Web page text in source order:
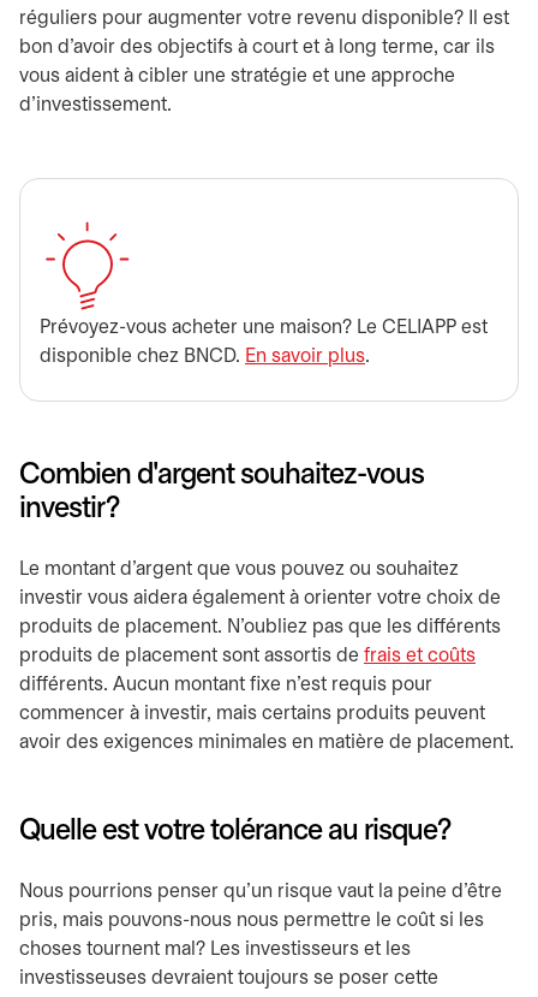
réguliers pour augmenter votre revenu disponible? Il est
bon d'avoir des objectifs à court et à long terme, car ils
vous aident à cibler une stratégie et une approche
d'investissement.
Prévoyez-vous acheter une maison? Le CELIAPP est
disponible chez BNCD. En savoir plus.
Combien d'argent souhaitez-vous
investir?
Le montant d'argent que vous pouvez ou souhaitez
investir vous aidera également à orienter votre choix de
produits de placement. N'oubliez pas que les différents
produits de placement sont assortis de frais et coûts
différents. Aucun montant fixe n'est requis pour
commencer à investir, mais certains produits peuvent
avoir des exigences minimales en matière de placement.
Quelle est votre tolérance au risque?
Nous pourrions penser qu'un risque vaut la peine d'être
pris, mais pouvons-nous nous permettre le coût si les
choses tournent mal? Les investisseurs et les
investisseuses devraient toujours se poser cette